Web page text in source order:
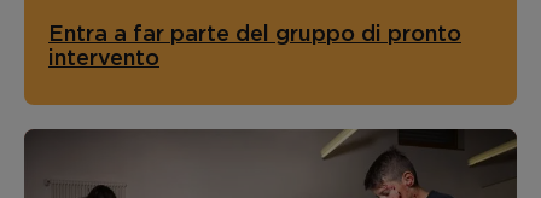
Entra a far parte del gruppo di pronto
intervento